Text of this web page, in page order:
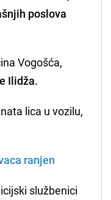
poslova
Vogošća,
Ilidža.
lica u vozilu,
ranjen
službenici